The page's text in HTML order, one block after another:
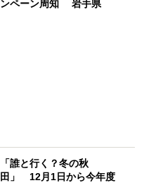
ンペーン周知 岩手県
「誰と行く？冬の秋
田」 12月1日から今年度